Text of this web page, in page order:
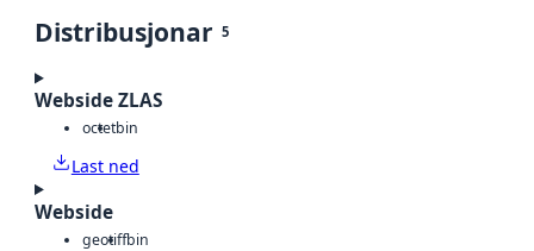
Distribusjonar 5
Webside ZLAS
octetbin
Last ned
Webside
geotiffbin